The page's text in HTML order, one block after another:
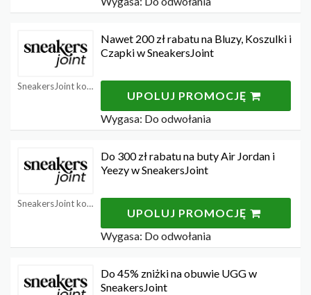
SneakersJoint kody rabatowe
Nawet 200 zł rabatu na Bluzy, Koszulki i
Czapki w SneakersJoint
UPOLUJ PROMOCJĘ
Wygasa: Do odwołania
SneakersJoint kody rabatowe
Do 300 zł rabatu na buty Air Jordan i
Yeezy w SneakersJoint
UPOLUJ PROMOCJĘ
Wygasa: Do odwołania
Do 45% zniżki na obuwie UGG w
SneakersJoint